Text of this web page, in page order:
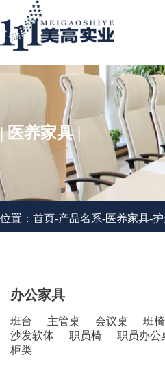
| 医养家具 |
位置： 首页-产品名系-医养家具-
办公家具
班台 主管桌 会议桌
班椅
沙发软体
职员椅
职员办公
柜类